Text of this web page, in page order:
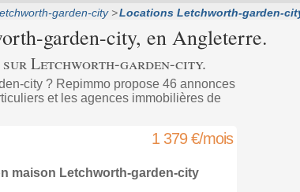
garden-city Locations Letchworth-garden-
garden-city, en Angleterre.
sur Letchworth-garden-city.
city ? Repimmo propose 46 annonces
et les agences immobilières de
1 379 €/mois
maison Letchworth-garden-city